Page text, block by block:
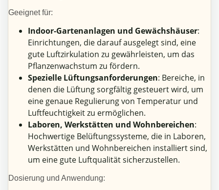
Geeignet für:
Indoor-Gartenanlagen und Gewächshäuser:
Einrichtungen, die darauf ausgelegt sind, eine
gute Luftzirkulation zu gewährleisten, um das
Pflanzenwachstum zu fördern.
Spezielle Lüftungsanforderungen: Bereiche, in
denen die Lüftung sorgfältig gesteuert wird, um
eine genaue Regulierung von Temperatur und
Luftfeuchtigkeit zu ermöglichen.
Laboren, Werkstätten und Wohnbereichen:
Hochwertige Belüftungssysteme, die in Laboren,
Werkstätten und Wohnbereichen installiert sind,
um eine gute Luftqualität sicherzustellen.
Dosierung und Anwendung: